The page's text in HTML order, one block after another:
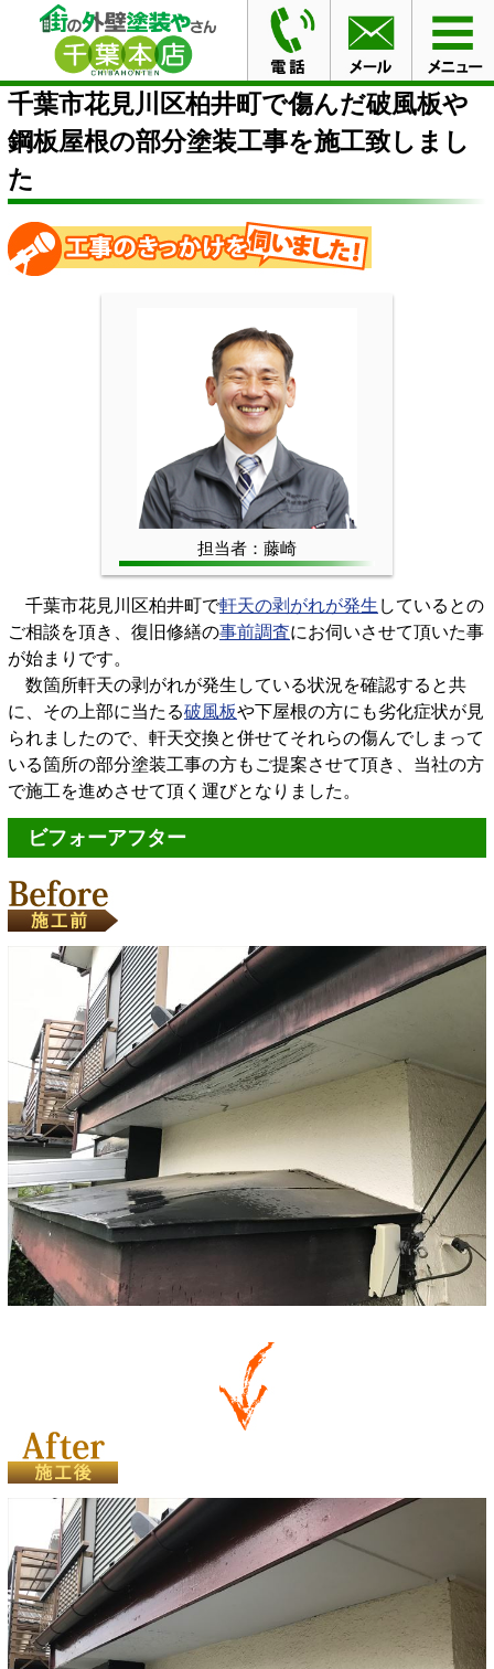
HOME 施工事例
千葉市花見川区柏井町で傷んだ破風板
や鋼板屋根の部分塗装工事を施工致しました
千葉市花見川区柏井町で傷んだ破風板や
鋼板屋根の部分塗装工事を施工致しまし
た
担当者：藤崎
千葉市花見川区柏井町で軒天の剥がれが発生 しているとの
ご相談を頂き、復旧修繕の事前調査にお伺いさせて頂いた事
が始まりです。
数箇所軒天の剥がれが発生している状況を確認すると共
に、その上部に当たる破風板や下屋根の方にも劣化症状が見
られましたので、軒天交換と併せてそれらの傷んでしまって
いる箇所の部分塗装工事の方もご提案させて頂き、当社の方
で施工を進めさせて頂く運びとなりました。
ビフォーアフター